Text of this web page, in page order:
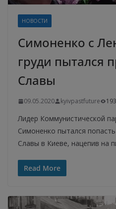
НОВОСТИ
Симоненко с
груди пытался
Славы
09.05.2020 kyivpastfuture
Лидер Коммунистической
Симоненко пытался
Славы в Киеве, нацепив на
Read More